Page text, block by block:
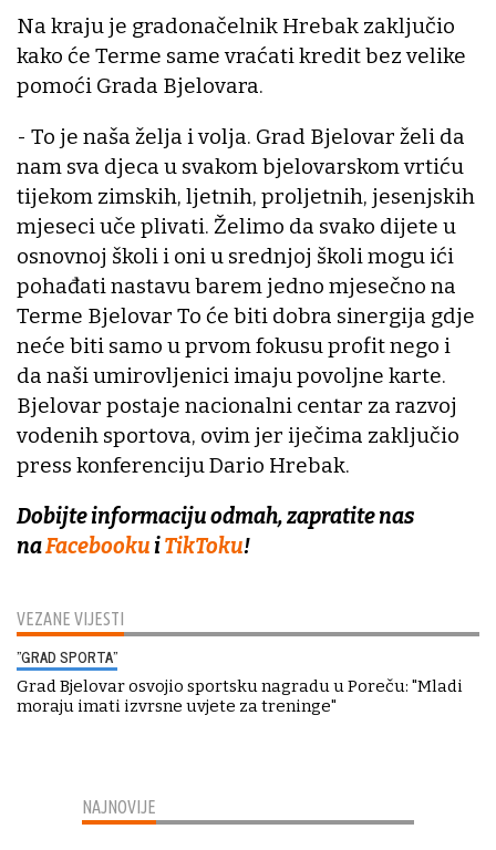
VEZANE VIJESTI
"GRAD SPORTA"
Grad Bjelovar osvojio sportsku nagradu u Poreču: "Mladi
moraju imati izvrsne uvjete za treninge"
Na kraju je gradonačelnik Hrebak zaključio
kako će Terme same vraćati kredit bez velike
pomoći Grada Bjelovara.
- To je naša želja i volja. Grad Bjelovar želi da
nam sva djeca u svakom bjelovarskom vrtiću
tijekom zimskih, ljetnih, proljetnih, jesenjskih
mjeseci uče plivati. Želimo da svako dijete u
osnovnoj školi i oni u srednjoj školi mogu ići
pohađati nastavu barem jedno mjesečno na
Terme Bjelovar To će biti dobra sinergija gdje
neće biti samo u prvom fokusu profit nego i
da naši umirovljenici imaju povoljne karte.
Bjelovar postaje nacionalni centar za razvoj
vodenih sportova, ovim jer iječima zaključio
press konferenciju Dario Hrebak.
Dobijte informaciju odmah, zapratite nas
naFacebookuiTikToku!
NAJNOVIJE